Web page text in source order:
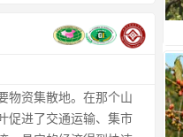
物资集散地。在那个山
促进了交通运输、集市